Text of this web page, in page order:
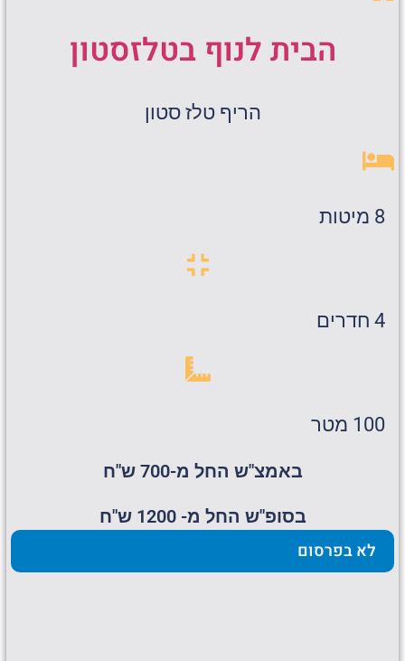
הבית לנוף בטלזסטון
הריף טלז סטון
8 מיטות
4 חדרים
100 מטר
באמצ"ש החל מ-700 ש"ח
בסופ"ש החל מ- 1200 ש"ח
לא בפרסום